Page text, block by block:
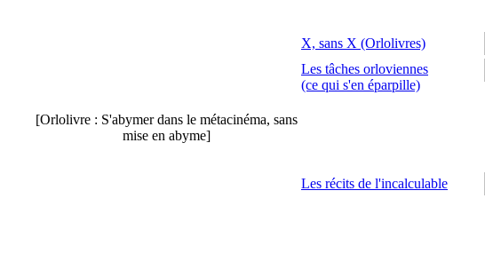
X, sans X (Orlolivres)
[Orlolivre : S'abymer dans le métacinéma, sans
mise en abyme]
Les tâches orloviennes
(ce qui s'en éparpille)
Les récits de l'incalculable